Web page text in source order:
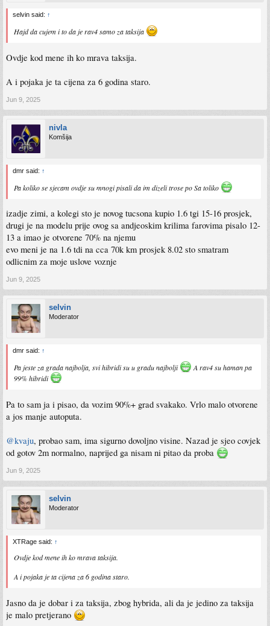
selvin said: ↑
Hajd da cujem i to da je rav4 samo za taksija
Ovdje kod mene ih ko mrava taksija.
A i pojaka je ta cijena za 6 godina staro.
Jun 9, 2025
nivla
Komšija
dmr said: ↑
Pa koliko se sjecam ovdje su mnogi pisali da im dizeli trose po Sa toliko
izadje zimi, a kolegi sto je novog tucsona kupio 1.6 tgi 15-16 prosjek,
drugi je na modelu prije ovog sa andjeoskim krilima farovima pisalo 12-
13 a imao je otvorene 70% na njemu
evo meni je na 1.6 tdi na cca 70k km prosjek 8.02 sto smatram
odlicnim za moje uslove voznje
Jun 9, 2025
selvin
Moderator
dmr said: ↑
Pa jeste za grada najbolja, svi hibridi su u gradu najbolji
A rav4 su haman pa
99% hibridi
Pa to sam ja i pisao, da vozim 90%+ grad svakako. Vrlo malo otvorene
a jos manje autoputa.
@kvaju, probao sam, ima sigurno dovoljno visine. Nazad je sjeo covjek
od gotov 2m normalno, naprijed ga nisam ni pitao da proba
Jun 9, 2025
selvin
Moderator
XTRage said: ↑
Ovdje kod mene ih ko mrava taksija.
A i pojaka je ta cijena za 6 godina staro.
Jasno da je dobar i za taksija, zbog hybrida, ali da je jedino za taksija
je malo pretjerano